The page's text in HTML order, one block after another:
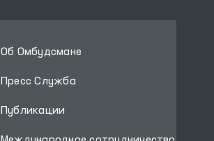
Об Омбудсмане
Пресс Служба
Публикации